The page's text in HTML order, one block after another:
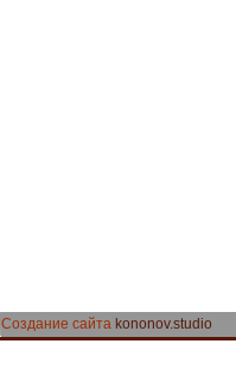
Создание сайта kononov.studio